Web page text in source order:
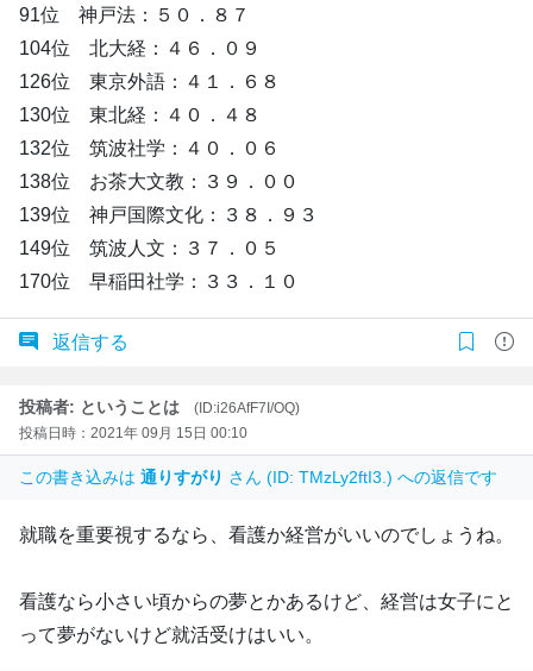
91位 神戸法：５０．８７
104位 北大経：４６．０９
126位 東京外語：４１．６８
130位 東北経：４０．４８
132位 筑波社学：４０．０６
138位 お茶大文教：３９．００
139位 神戸国際文化：３８．９３
149位 筑波人文：３７．０５
170位 早稲田社学：３３．１０
返信する
投稿者: ということは
(ID:i26AfF7I/OQ)
投稿日時：2021年 09月 15日 00:10
この書き込みは 通りすがり さん (ID: TMzLy2ftI3.) への返信です
就職を重要視するなら、看護か経営がいいのでしょうね。
看護なら小さい頃からの夢とかあるけど、経営は女子にと
って夢がないけど就活受けはいい。